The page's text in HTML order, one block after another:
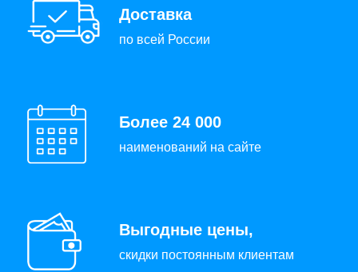
Доставка
по всей России
Более 24 000
наименований на сайте
Выгодные цены,
скидки постоянным клиентам